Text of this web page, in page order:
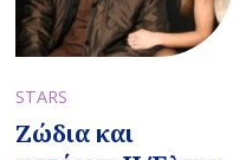
STARS
Ζώδια και